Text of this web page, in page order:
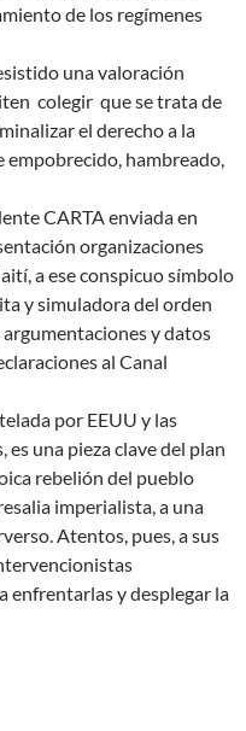
de los regímenes
una valoración
colegir que se trata de
el derecho a la
hambreado,
CARTA enviada en
organizaciones
a ese conspicuo símbolo
y simuladora del orden
y datos
al Canal
por EEUU y las
una pieza clave del plan
rebelión del pueblo
imperialista, a una
Atentos, pues, a sus
enfrentarlas y desplegar la